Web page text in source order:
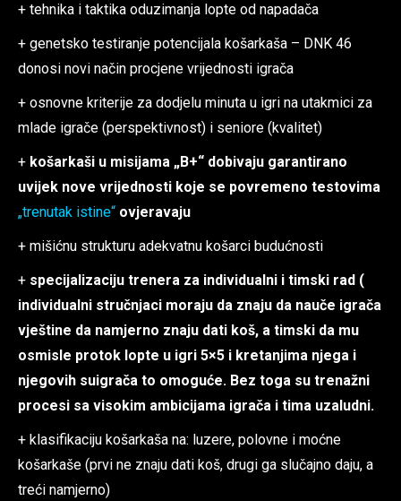
+ tehnika i taktika oduzimanja lopte od napadača
+ genetsko testiranje potencijala košarkaša – DNK 46
donosi novi način procjene vrijednosti igrača
+ osnovne kriterije za dodjelu minuta u igri na utakmici za
mlade igrače (perspektivnost) i seniore (kvalitet)
+ košarkaši u misijama „B+“ dobivaju garantirano
uvijek nove vrijednosti koje se povremeno testovima
„trenutak istine“ ovjeravaju
+ mišićnu strukturu adekvatnu košarci budućnosti
+ specijalizaciju trenera za individualni i timski rad (
individualni stručnjaci moraju da znaju da nauče igrača
vještine da namjerno znaju dati koš, a timski da mu
osmisle protok lopte u igri 5×5 i kretanjima njega i
njegovih suigrača to omoguće. Bez toga su trenažni
procesi sa visokim ambicijama igrača i tima uzaludni.
+ klasifikaciju košarkaša na: luzere, polovne i moćne
košarkaše (prvi ne znaju dati koš, drugi ga slučajno daju, a
treći namjerno)